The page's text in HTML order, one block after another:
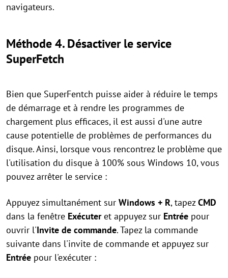
navigateurs.
Méthode 4. Désactiver le service
SuperFetch
Bien que SuperFentch puisse aider à réduire le temps
de démarrage et à rendre les programmes de
chargement plus efficaces, il est aussi d'une autre
cause potentielle de problèmes de performances du
disque. Ainsi, lorsque vous rencontrez le problème que
l'utilisation du disque à 100% sous Windows 10, vous
pouvez arrêter le service :
Appuyez simultanément sur Windows + R, tapezCMD
dans la fenêtre Exécuteret appuyez sur Entrée pour
ouvrir l'Invite de commande. Tapez la commande
suivante dans l'invite de commande et appuyez sur
Entrée pour l'exécuter :